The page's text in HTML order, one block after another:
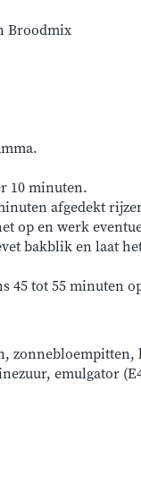
Broodmix
10 minuten.
afgedekt
op en werk
bakblik en laat
45 tot 55 minuten op
zonnebloempitten,
emulgator